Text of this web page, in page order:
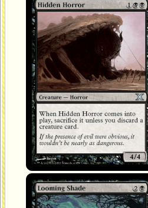
Horreur cachée
Ombre surgissante